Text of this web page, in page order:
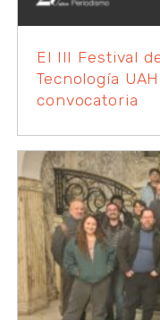
El III Festival
Tecnología
convocatoria